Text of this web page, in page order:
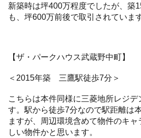
新築時は坪400万程度でしたが、築
も、坪600万前後で取引されていま
【ザ・パークハウス武蔵野中町】
＜2015年築 三鷹駅徒歩7分＞
こちらは本件同様に三菱地所レジ
す。駅から徒歩7分なので駅距離は
ますが、周辺環境含めて物件のキ
しい物件かと思います。